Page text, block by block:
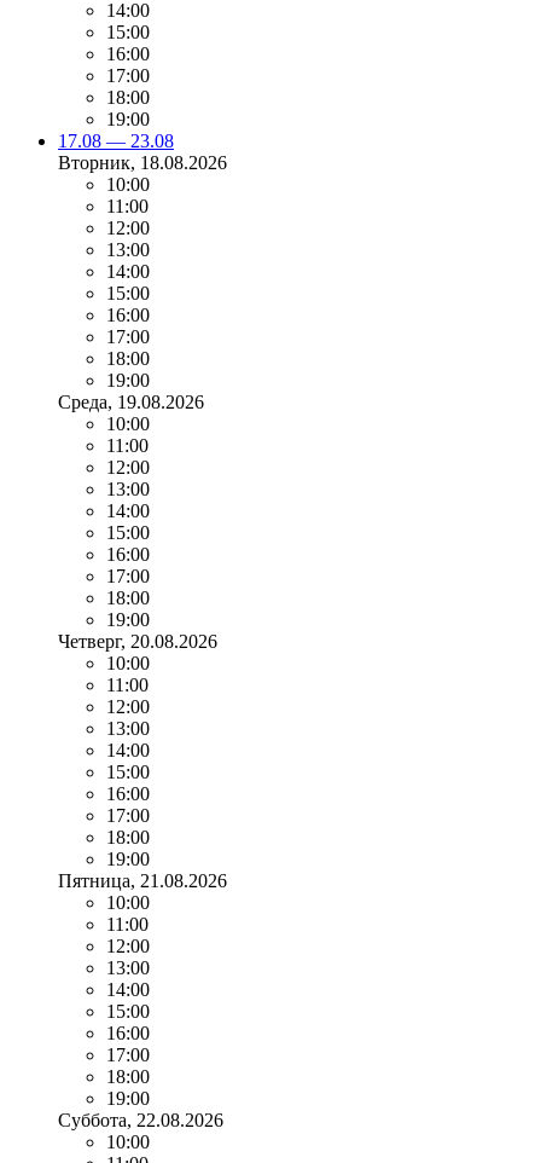
14:00
15:00
16:00
17:00
18:00
19:00
17.08 — 23.08
Вторник, 18.08.2026
10:00
11:00
12:00
13:00
14:00
15:00
16:00
17:00
18:00
19:00
Среда, 19.08.2026
10:00
11:00
12:00
13:00
14:00
15:00
16:00
17:00
18:00
19:00
Четверг, 20.08.2026
10:00
11:00
12:00
13:00
14:00
15:00
16:00
17:00
18:00
19:00
Пятница, 21.08.2026
10:00
11:00
12:00
13:00
14:00
15:00
16:00
17:00
18:00
19:00
Суббота, 22.08.2026
10:00